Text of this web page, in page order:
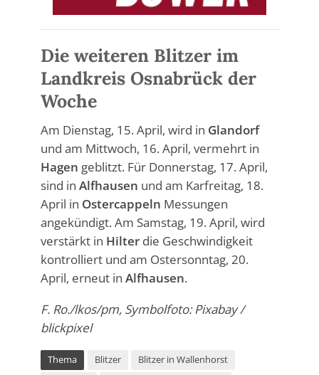
Die weiteren Blitzer im
Landkreis Osnabrück der
Woche
Am Dienstag, 15. April, wird in Glandorf
und am Mittwoch, 16. April, vermehrt in
Hagen geblitzt. Für Donnerstag, 17. April,
sind in Alfhausen und am Karfreitag, 18.
April in Ostercappeln Messungen
angekündigt. Am Samstag, 19. April, wird
verstärkt in Hilterdie Geschwindigkeit
kontrolliert und am Ostersonntag, 20.
April, erneut in Alfhausen.
F. Ro./lkos/pm, Symbolfoto: Pixabay /
blickpixel
Thema Blitzer
Blitzer in Wallenhorst